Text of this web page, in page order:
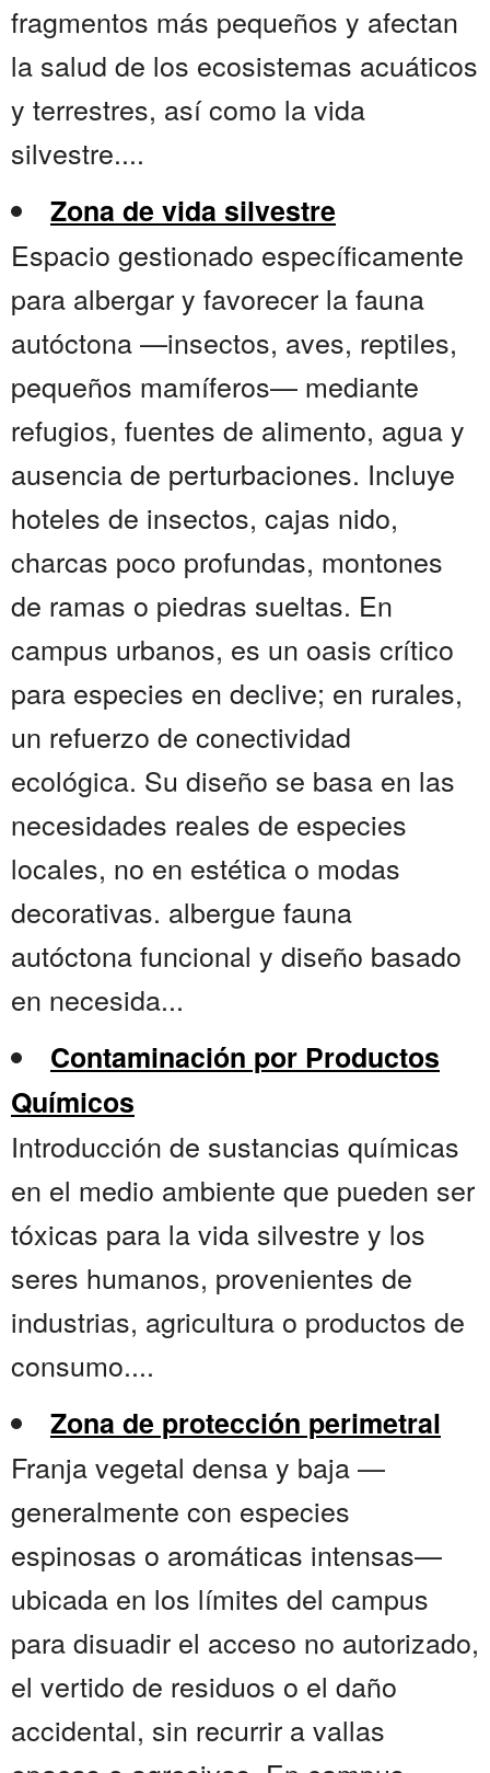
fragmentos más pequeños y afectan
la salud de los ecosistemas acuáticos
y terrestres, así como la vida
silvestre....
Zona de vida silvestre
Espacio gestionado específicamente
para albergar y favorecer la fauna
autóctona —insectos, aves, reptiles,
pequeños mamíferos— mediante
refugios, fuentes de alimento, agua y
ausencia de perturbaciones. Incluye
hoteles de insectos, cajas nido,
charcas poco profundas, montones
de ramas o piedras sueltas. En
campus urbanos, es un oasis crítico
para especies en declive; en rurales,
un refuerzo de conectividad
ecológica. Su diseño se basa en las
necesidades reales de especies
locales, no en estética o modas
decorativas. albergue fauna
autóctona funcional y diseño basado
en necesida...
Contaminación por Productos
Químicos
Introducción de sustancias químicas
en el medio ambiente que pueden ser
tóxicas para la vida silvestre y los
seres humanos, provenientes de
industrias, agricultura o productos de
consumo....
Zona de protección perimetral
Franja vegetal densa y baja —
generalmente con especies
espinosas o aromáticas intensas—
ubicada en los límites del campus
para disuadir el acceso no autorizado,
el vertido de residuos o el daño
accidental, sin recurrir a vallas